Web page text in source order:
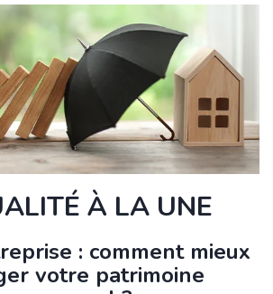
À LA UNE
: comment mieux
votre patrimoine